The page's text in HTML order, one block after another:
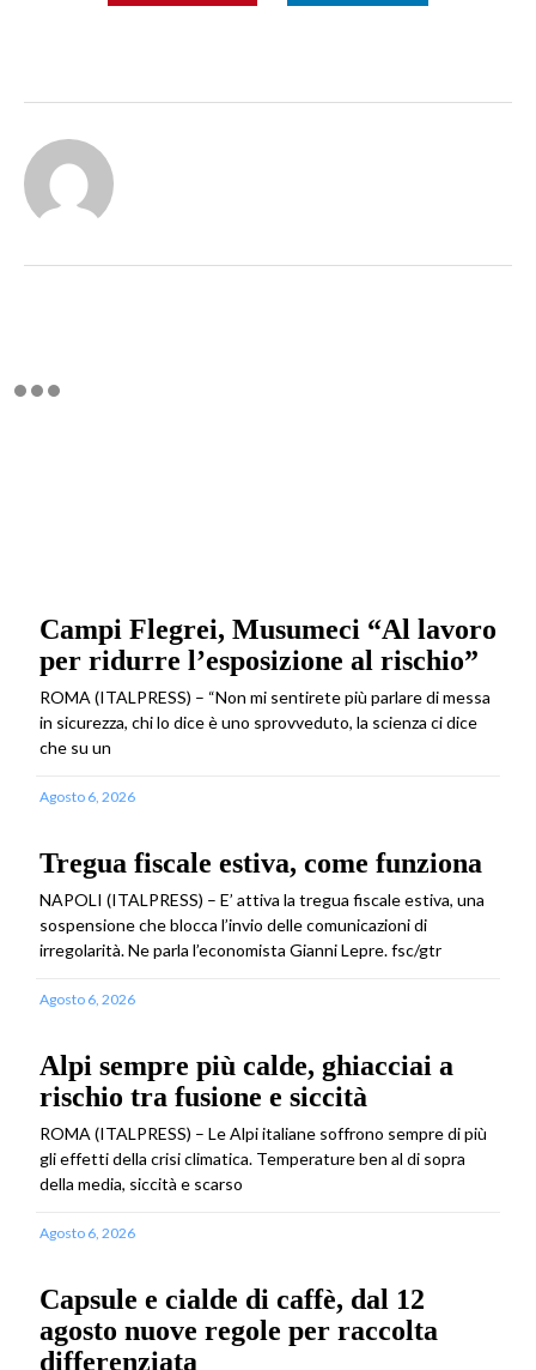
Campi Flegrei, Musumeci “Al lavoro
per ridurre l’esposizione al rischio”
ROMA (ITALPRESS) – “Non mi sentirete più parlare di messa
in sicurezza, chi lo dice è uno sprovveduto, la scienza ci dice
che su un
Agosto 6, 2026
Tregua fiscale estiva, come funziona
NAPOLI (ITALPRESS) – E’ attiva la tregua fiscale estiva, una
sospensione che blocca l’invio delle comunicazioni di
irregolarità. Ne parla l’economista Gianni Lepre. fsc/gtr
Agosto 6, 2026
Alpi sempre più calde, ghiacciai a
rischio tra fusione e siccità
ROMA (ITALPRESS) – Le Alpi italiane soffrono sempre di più
gli effetti della crisi climatica. Temperature ben al di sopra
della media, siccità e scarso
Agosto 6, 2026
Capsule e cialde di caffè, dal 12
agosto nuove regole per raccolta
differenziata